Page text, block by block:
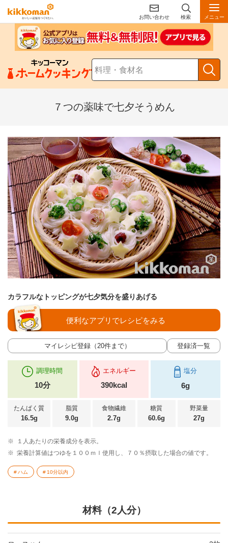
お問い合わせ 検索 メニュー
７つの薬味で七夕そうめん
カラフルなトッピングが七夕気分を盛りあげる
マイレシピ登録（20件まで） 登録済一覧
便利なアプリでレシピをみる
調理時間
10分
エネルギー
390kcal
塩分
6g
たんぱく質
16.5g
脂質
9.0g
食物繊維
2.7g
糖質
60.6g
野菜量
27g
※
１人あたりの栄養成分を表示。
※ 栄養計算値はつゆを１００ｍｌ使用し、７０％摂取した場合の値です。
ハム 10分以内
材料（2人分）